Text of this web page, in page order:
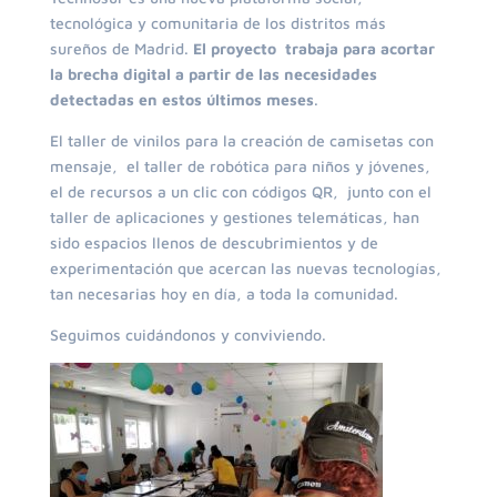
tecnológica y comunitaria de los distritos más
sureños de Madrid. El proyecto trabaja para acortar
la brecha digital a partir de las necesidades
detectadas en estos últimos meses.
El taller de vinilos para la creación de camisetas con
mensaje, el taller de robótica para niños y jóvenes,
el de recursos a un clic con códigos QR, junto con el
taller de aplicaciones y gestiones telemáticas, han
sido espacios llenos de descubrimientos y de
experimentación que acercan las nuevas tecnologías,
tan necesarias hoy en día, a toda la comunidad.
Seguimos cuidándonos y conviviendo.